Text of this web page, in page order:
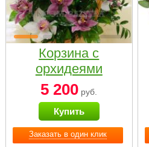
Заказать в один клик
Корзина с
орхидеями
малая
5 200 руб.
Купить